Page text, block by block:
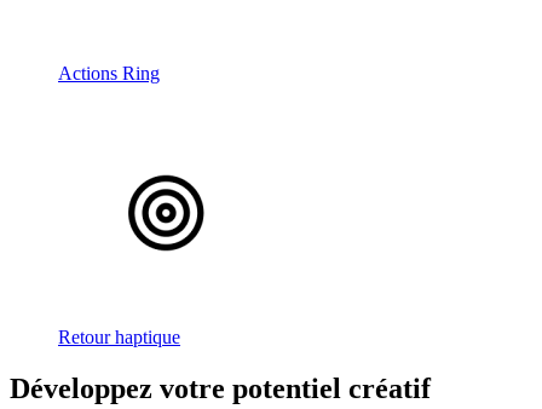
Actions Ring
Retour haptique
Développez votre potentiel créatif